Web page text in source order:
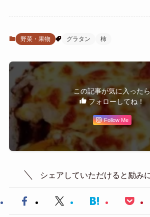
野菜・果物 グラタン 柿
この記事が気に入ったら
フォローしてね！
Follow Me
シェアしていただけると励み